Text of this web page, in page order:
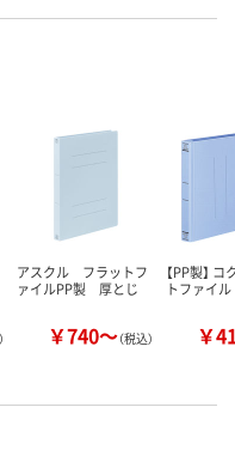
アスクル フラットフ
ァイルPP製 厚とじ
￥740～（税込）
【PP製】
トファイ
￥